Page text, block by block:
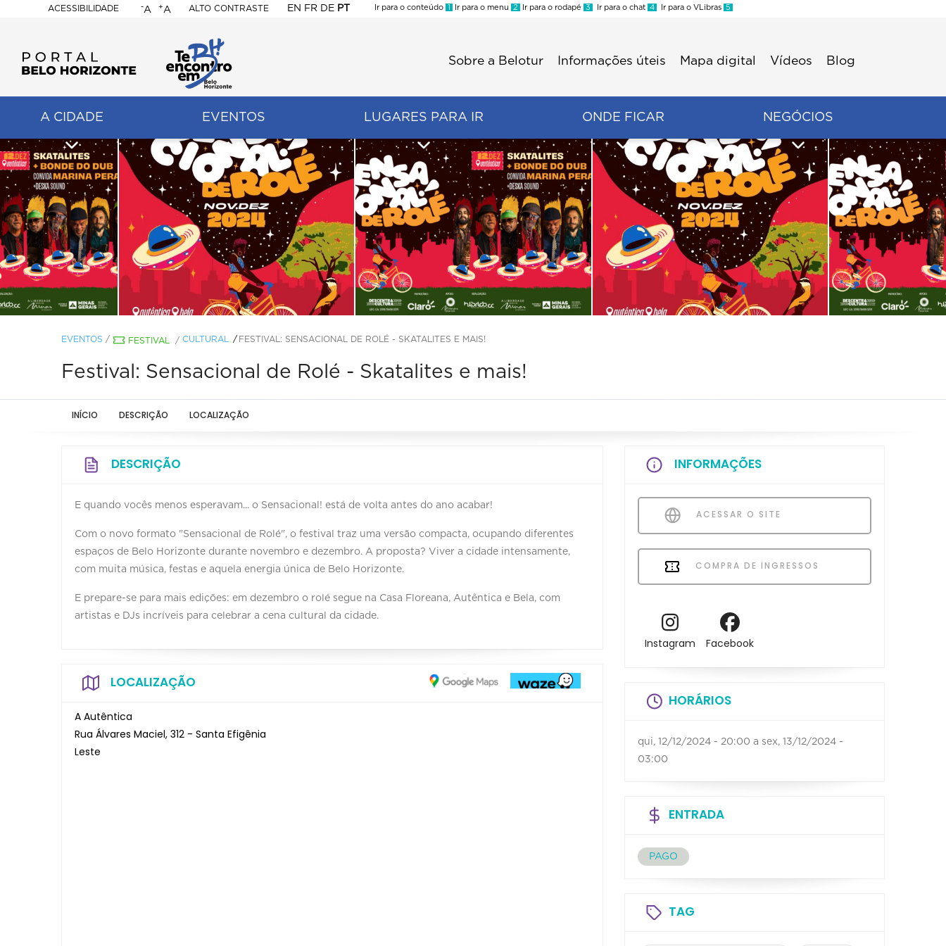
ACESSIBILIDADE
BELO
HORIZONTE
-A +A ALTO CONTRASTE EN FR DE PT
Ir para o conteúdo 1 Ir para o menu 2 Ir para o rodapé 3 Ir para o chat 4 Ir para o VLibras 5
Sobre a Belotur Informações úteis Mapa digital Vídeos Blog
A CIDADE EVENTOS LUGARES PARA IR ONDE FICAR NEGÓCIOS
EVENTOS / FESTIVAL / CULTURAL FESTIVAL: SENSACIONAL DE ROLÉ - SKATALITES E MAIS!
Festival: Sensacional de Rolé - Skatalites e mais!
INÍCIO DESCRIÇÃO LOCALIZAÇÃO
DESCRIÇÃO
E quando vocês menos esperavam... o Sensacional! está de volta antes do ano acabar!
Com o novo formato "Sensacional de Rolé", o festival traz uma versão compacta, ocupando diferentes
espaços de Belo Horizonte durante novembro e dezembro. A proposta? Viver a cidade intensamente,
com muita música, festas e aquela energia única de Belo Horizonte.
E prepare-se para mais edições: em dezembro o rolé segue na Casa Floreana, Autêntica e Bela, com
artistas e DJs incríveis para celebrar a cena cultural da cidade.
LOCALIZAÇÃO
A Autêntica
Rua Álvares Maciel, 312 - Santa Efigênia
Leste
INFORMAÇÕES
ACESSAR O SITE
COMPRA DE INGRESSOS
Instagram Facebook
HORÁRIOS
qui, 12/12/2024 - 20:00 a sex, 13/12/2024 -
03:00
ENTRADA
PAGO
TAG